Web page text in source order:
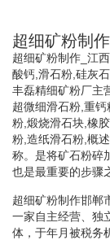
超细矿粉制作
超细矿粉制作_江
酸钙,滑石粉,硅灰
丰磊精细矿粉厂主
超微细滑石粉,重
粉,煅烧滑石块,橡
粉,造纸滑石粉,概
称。是将矿石粉碎
也是最重要的步骤
超细矿粉制作邯郸
一家自主经营、独
体，于年月被税务